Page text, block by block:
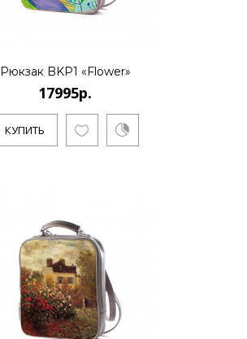
Рюкзак BKP1 «Flower»
17995р.
КУПИТЬ